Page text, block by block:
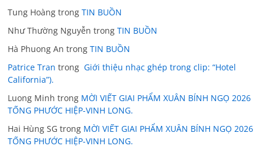
Tung Hoàng trongTIN BUỒN
Như Thường Nguyễn trongTIN BUỒN
Hà Phuong An trongTIN BUỒN
Patrice Tran trong Giới thiệu nhạc ghép trong clip: “Hotel
California”).
Luong Minh trong MỜI VIẾT GIAI PHẨM XUÂN BÍNH NGỌ 2026
TỐNG PHƯỚC HIỆP-VINH LONG.
Hai Hùng SG trong MỜI VIẾT GIAI PHẨM XUÂN BÍNH NGỌ 2026
TỐNG PHƯỚC HIỆP-VINH LONG.